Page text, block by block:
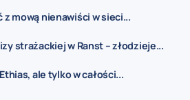
z mową nienawiści w sieci...
strażackiej w Ranst – złodzieje...
ale tylko w całości...